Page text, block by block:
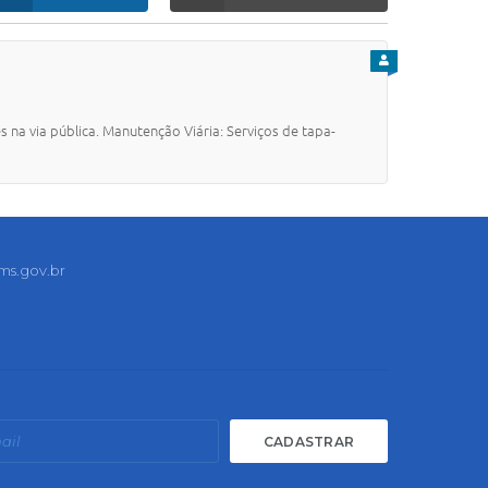
via pública. Manutenção Viária: Serviços de tapa-
PARA CIDADÃO
CADASTRAR